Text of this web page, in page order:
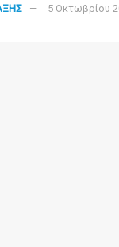
5 Οκτωβρίου